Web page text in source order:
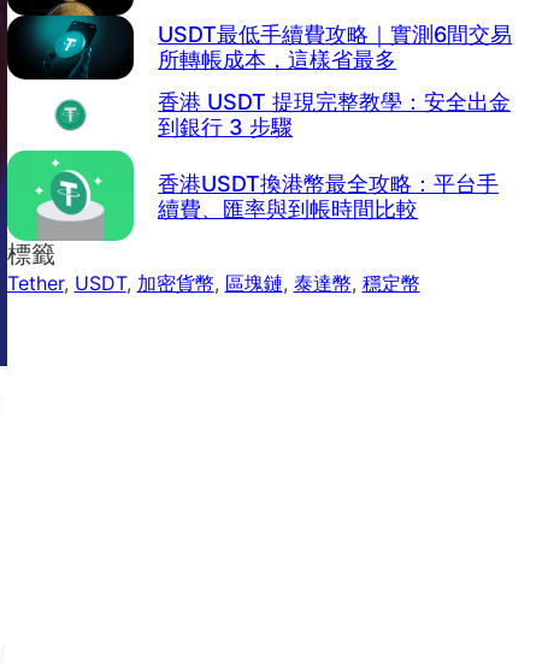
USDT最低手續費攻略｜實測6間交易
所轉帳成本，這樣省最多
香港 USDT 提現完整教學：安全出金
到銀行 3 步驟
香港USDT換港幣最全攻略：平台手
續費、匯率與到帳時間比較
標籤
Tether, USDT, 加密貨幣, 區塊鏈, 泰達幣, 穩定幣